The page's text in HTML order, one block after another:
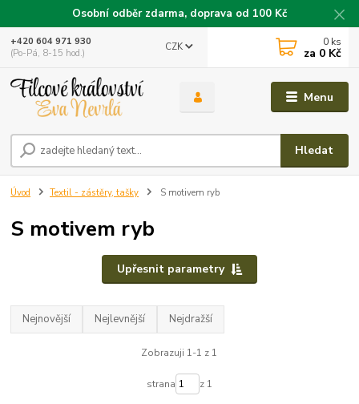
Osobní odběr zdarma, doprava od 100 Kč
Menu
CZK
Hledat
+420 604 971 930
(Po-Pá, 8-15 hod.)
0 ks
za 0 Kč
Úvod Textil - zástěry, tašky S motivem ryb
S motivem ryb
Upřesnit parametry
Nejnovější Nejlevnější Nejdražší
Zobrazuji 1-1 z 1
strana z 1